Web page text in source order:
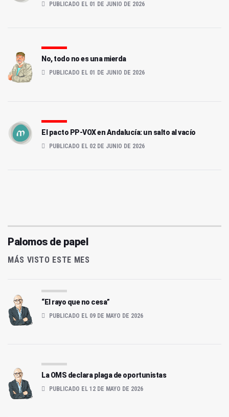
PUBLICADO EL 01 DE JUNIO DE 2026
No, todo no es una mierda
PUBLICADO EL 01 DE JUNIO DE 2026
El pacto PP-VOX en Andalucía: un salto al vacío
PUBLICADO EL 02 DE JUNIO DE 2026
Palomos de papel
MÁS VISTO ESTE MES
“El rayo que no cesa”
PUBLICADO EL 09 DE MAYO DE 2026
La OMS declara plaga de oportunistas
PUBLICADO EL 12 DE MAYO DE 2026